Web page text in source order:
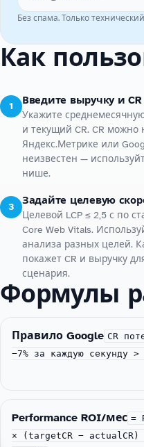
Без спама. Только
Как
1
Введите выручку и CR
Укажите
и текущий CR. CR можно
Яндекс.Метрике или
неизвестен —
нише.
3
Задайте целевую
Целевой LCP ≤ 2,5 с по
Core Web Vitals.
анализа разных целей.
покажет CR и выручку
сценария.
Формулы
Правило Google CR
−7% за каждую секунду
Performance ROI/мес =
× (targetCR −